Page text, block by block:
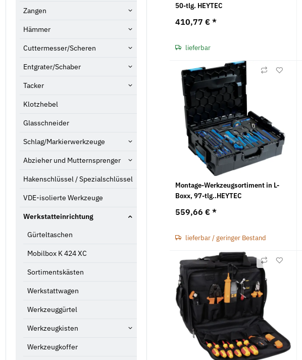
50-tlg. HEYTEC
410,77 €*
lieferbar
Montage-Werkzeugsortiment in L-
Boxx, 97-tlg..HEYTEC
559,66 €*
lieferbar / geringer Bestand
Zangen
Hämmer
Cuttermesser/Scheren
Entgrater/Schaber
Tacker
Klotzhebel
Glasschneider
Schlag/Markierwerkzeuge
Abzieher und Mutternsprenger
Hakenschlüssel / Spezialschlüssel
VDE-isolierte Werkzeuge
Werkstatteinrichtung
Gürteltaschen
Mobilbox K 424 XC
Sortimentskästen
Werkstattwagen
Werkzeuggürtel
Werkzeugkisten
Werkzeugkoffer